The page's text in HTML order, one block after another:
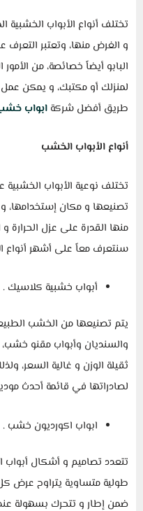
تختلف أنواع الأبواب
و الغرض منها، وتعتبر
البابو أيضاً خصائصة، من
لمنزلك أو مكتبك، و يمكن
طريق أفضل شركة ابواب
أنواع الأبواب الخشب
تختلف نوعية الأبواب
تصنيعها و مكان إستخدامها،
منها القدرة على عزل الحرارة
سنتعرف معاً على أشهر أنواع
أبواب خشبية كلاسيك .
يتم تصنيعها من الخشب
والسنديان وأبواب مقنو خشب،
ثقيلة الوزن و غالية السعر،
لصادراتها في قائمة أحدث
ابواب اكورديون خشب .
تتعدد تصاميم و أشكال
ضمن إطار و تتحرك بسهولة